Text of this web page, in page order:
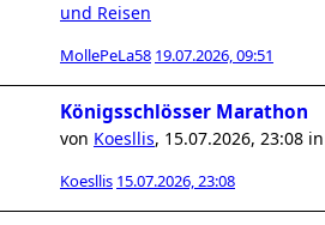
und Reisen
MollePeLa58 19.07.2026, 09:51
Königsschlösser Marathon
von Koesllis, 15.07.2026, 23:08 in
Koesllis 15.07.2026, 23:08